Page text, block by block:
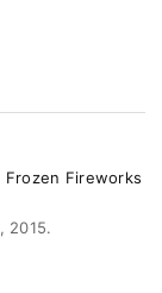
Frozen Fireworks
2015.